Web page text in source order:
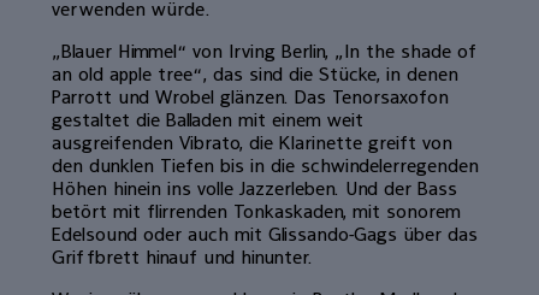
verwenden würde.
„Blauer Himmel“ von Irving Berlin, „In the shade of
an old apple tree“, das sind die Stücke, in denen
Parrott und Wrobel glänzen. Das Tenorsaxofon
gestaltet die Balladen mit einem weit
ausgreifenden Vibrato, die Klarinette greift von
den dunklen Tiefen bis in die schwindelerregenden
Höhen hinein ins volle Jazzerleben. Und der Bass
betört mit flirrenden Tonkaskaden, mit sonorem
Edelsound oder auch mit Glissando-Gags über das
Griffbrett hinauf und hinunter.